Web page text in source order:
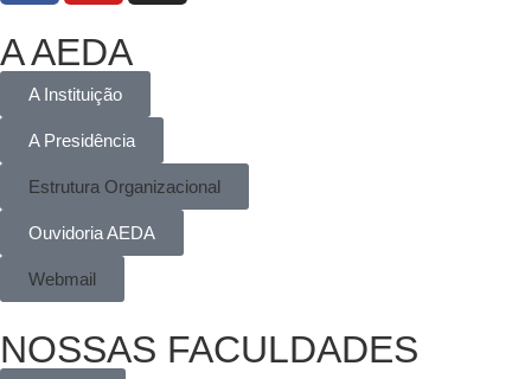
A AEDA
A Instituição
A Presidência
Estrutura Organizacional
Ouvidoria AEDA
Webmail
NOSSAS FACULDADES